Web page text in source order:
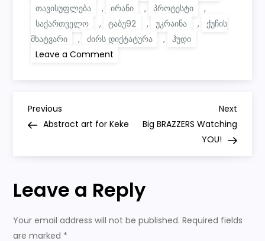
თავისუფლება
, ირანი , პროტესტი
,
საქართველო
, ტაბუ92 , უკრაინა ,
ქუჩის
მხატვარი
, ძირს დიქტატურა ,
ჰუდი
Leave a Comment
/
ირანი,
P
t
n
Previous
Post
Previous
Abstract art for Keke
Next
Post
Next
Big BRAZZERS Watching
YOU!
Leave a Reply
Your email address will not be published. Required fields
are marked *